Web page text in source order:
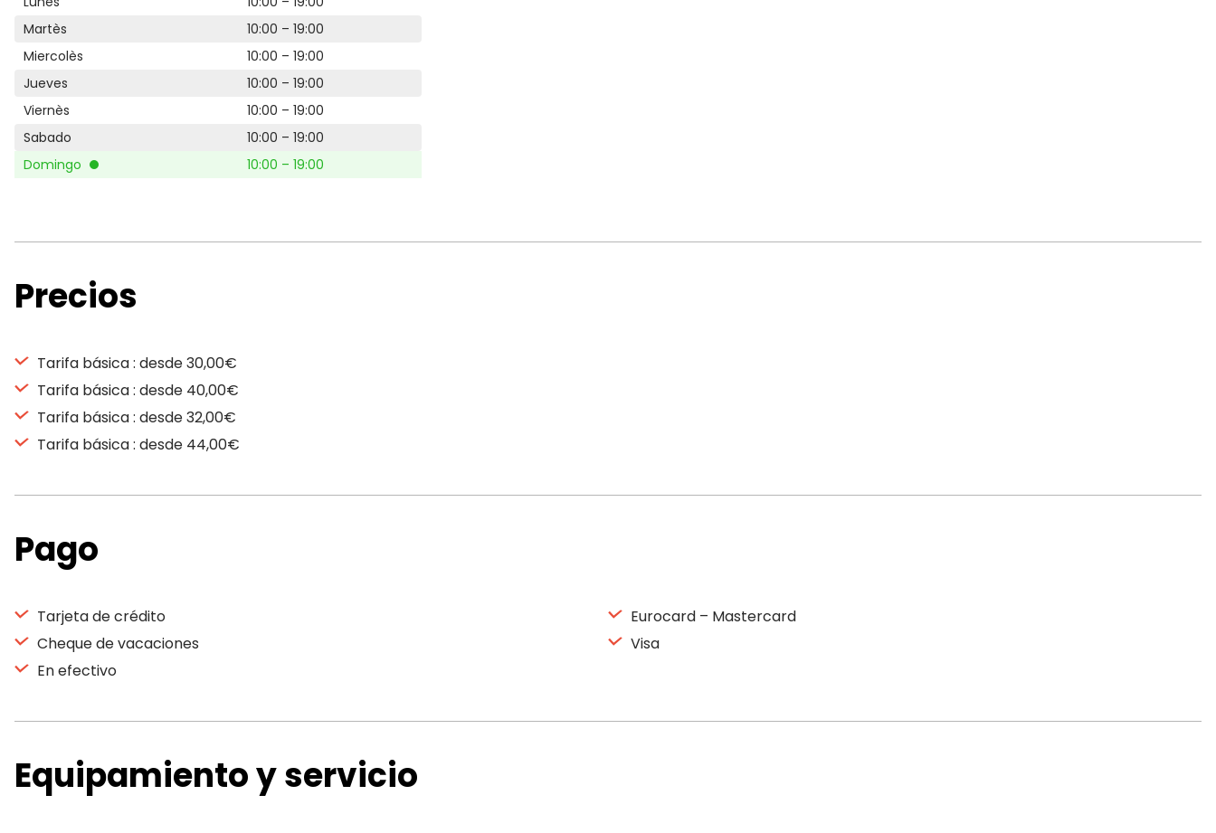
Martès
10:00 – 19:00
Miercolès
10:00 – 19:00
Jueves
10:00 – 19:00
Viernès
10:00 – 19:00
Sabado
10:00 – 19:00
Domingo
10:00 – 19:00
Precios
Tarifa básica : desde 30,00€
Tarifa básica : desde 40,00€
Tarifa básica : desde 32,00€
Tarifa básica : desde 44,00€
Pago
Tarjeta de crédito
Cheque de vacaciones
En efectivo
Eurocard – Mastercard
Visa
Equipamiento y servicio